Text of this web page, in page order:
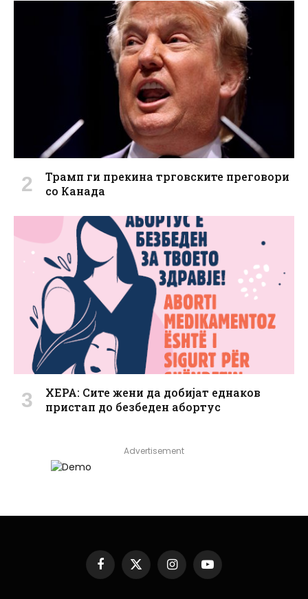
Трамп ги прекина трговските преговори
со Канада
ХЕРА: Сите жени да добијат еднаков
пристап до безбеден абортус
Advertisement
Facebook
X
(Twitter)
InstagramYouTube